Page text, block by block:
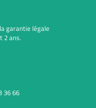
garantie légale
2 ans.
36 66